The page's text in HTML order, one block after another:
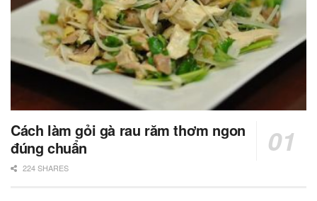
Cách làm gỏi gà rau răm thơm ngon
đúng chuẩn
224 SHARES